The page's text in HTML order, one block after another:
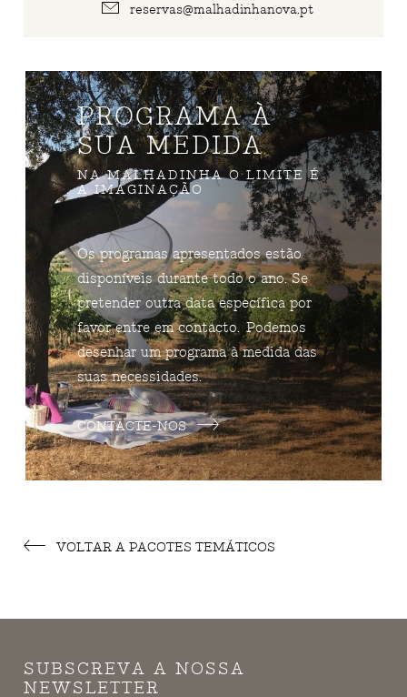
reservas@malhadinhanova.pt
PROGRAMA À
SUA MEDIDA
NA MALHADINHA O LIMITE É
A IMAGINAÇÃO
Os programas apresentados estão
disponíveis durante todo o ano. Se
pretender outra data específica por
favor entre em contacto. Podemos
desenhar um programa à medida das
suas necessidades.
CONTACTE-NOS
VOLTAR A PACOTES TEMÁTICOS
SUBSCREVA A NOSSA
NEWSLETTER